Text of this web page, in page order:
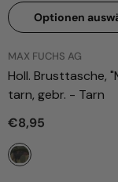
Optionen
ANBIETER:
MAX FUCHS AG
Holl. Brusttasche,
tarn, gebr. - Tarn
€8,95